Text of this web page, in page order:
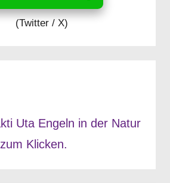
(Twitter / X)